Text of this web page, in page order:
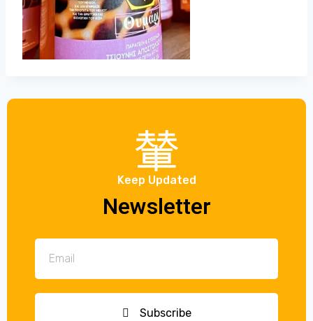
Keep Updated
Newsletter
Subscribe